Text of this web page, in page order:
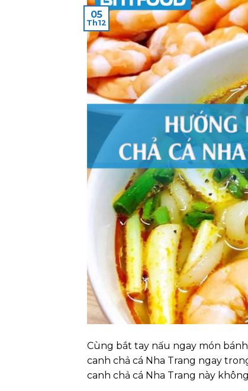
05
Th12
Cùng bắt tay nấu ngay món
canh chả cá Nha Trang ngay
canh chả cá Nha Trang này